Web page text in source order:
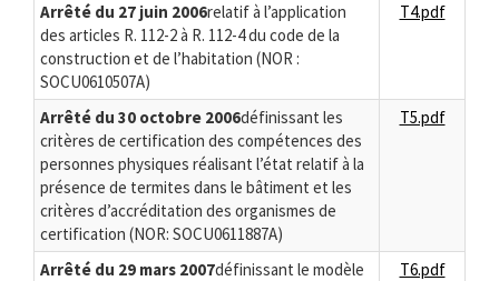
Arrêté du 27 juin 2006relatif à l’application
des articles R. 112-2 à R. 112-4 du code de la
construction et de l’habitation (NOR :
SOCU0610507A)
T4.pdf
Arrêté du 30 octobre 2006définissant les
critères de certification des compétences des
personnes physiques réalisant l’état relatif à la
présence de termites dans le bâtiment et les
critères d’accréditation des organismes de
certification (NOR: SOCU0611887A)
T5.pdf
Arrêté du 29 mars 2007définissant le modèle
T6.pdf